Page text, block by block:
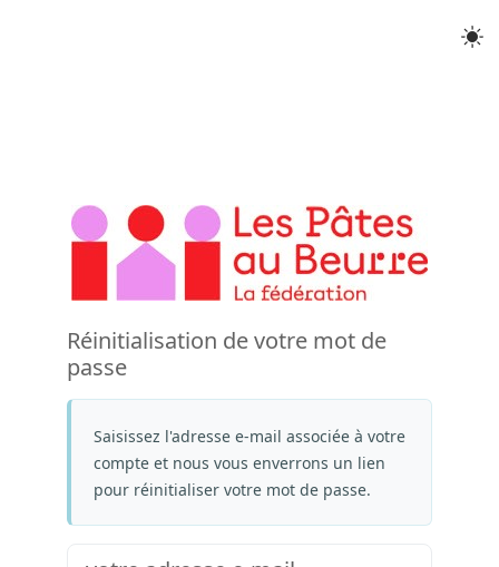
Réinitialisation de votre mot de
passe
Saisissez l'adresse e-mail associée à votre
compte et nous vous enverrons un lien
pour réinitialiser votre mot de passe.